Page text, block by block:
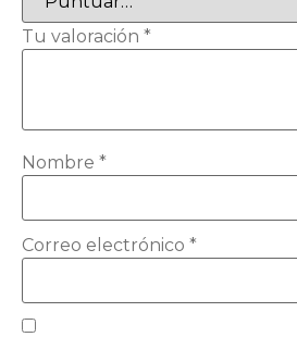
Tu valoración *
Nombre *
Correo electrónico *